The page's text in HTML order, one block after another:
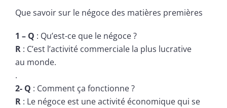
Que savoir sur le négoce des matières premières
1 – Q : Qu’est-ce que le négoce ?
R : C’est l’activité commerciale la plus lucrative
au monde.
.
2- Q : Comment ça fonctionne ?
R : Le négoce est une activité économique qui se